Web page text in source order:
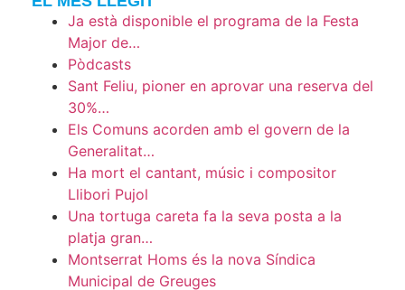
Ja està disponible el programa de la Festa
Major de…
Pòdcasts
Sant Feliu, pioner en aprovar una reserva del
30%…
Els Comuns acorden amb el govern de la
Generalitat…
Ha mort el cantant, músic i compositor
Llibori Pujol
Una tortuga careta fa la seva posta a la
platja gran…
Montserrat Homs és la nova Síndica
Municipal de Greuges